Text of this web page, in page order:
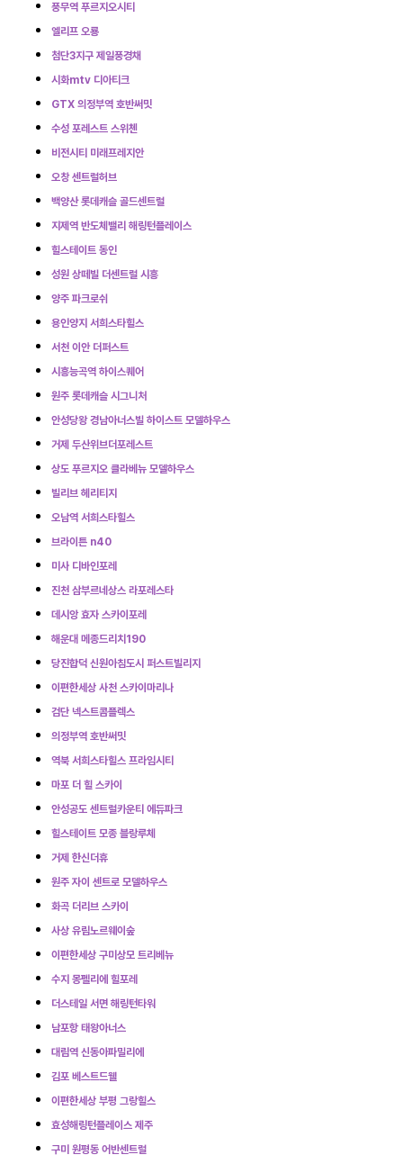
풍무역 푸르지오시티
엘리프 오룡
첨단3지구 제일풍경채
시화mtv 디아티크
GTX 의정부역 호반써밋
수성 포레스트 스위첸
비전시티 미래프레지안
오창 센트럴허브
백양산 롯데캐슬 골드센트럴
지제역 반도체밸리 해링턴플레이스
힐스테이트 동인
성원 상떼빌 더센트럴 시흥
양주 파크로쉬
용인양지 서희스타힐스
서천 이안 더퍼스트
시흥능곡역 하이스퀘어
원주 롯데캐슬 시그니처
안성당왕 경남아너스빌 하이스트 모델하우스
거제 두산위브더포레스트
상도 푸르지오 클라베뉴 모델하우스
빌리브 헤리티지
오남역 서희스타힐스
브라이튼 n40
미사 디바인포레
진천 삼부르네상스 라포레스타
데시앙 효자 스카이포레
해운대 메종드리치190
당진합덕 신원아침도시 퍼스트빌리지
이편한세상 사천 스카이마리나
검단 넥스트콤플렉스
의정부역 호반써밋
역북 서희스타힐스 프라임시티
마포 더 힐 스카이
안성공도 센트럴카운티 에듀파크
힐스테이트 모종 블랑루체
거제 한신더휴
원주 자이 센트로 모델하우스
화곡 더리브 스카이
사상 유림노르웨이숲
이편한세상 구미상모 트리베뉴
수지 몽펠리에 힐포레
더스테일 서면 해링턴타워
남포항 태왕아너스
대림역 신동아파밀리에
김포 베스트드웰
이편한세상 부평 그랑힐스
효성해링턴플레이스 제주
구미 원평동 어반센트럴